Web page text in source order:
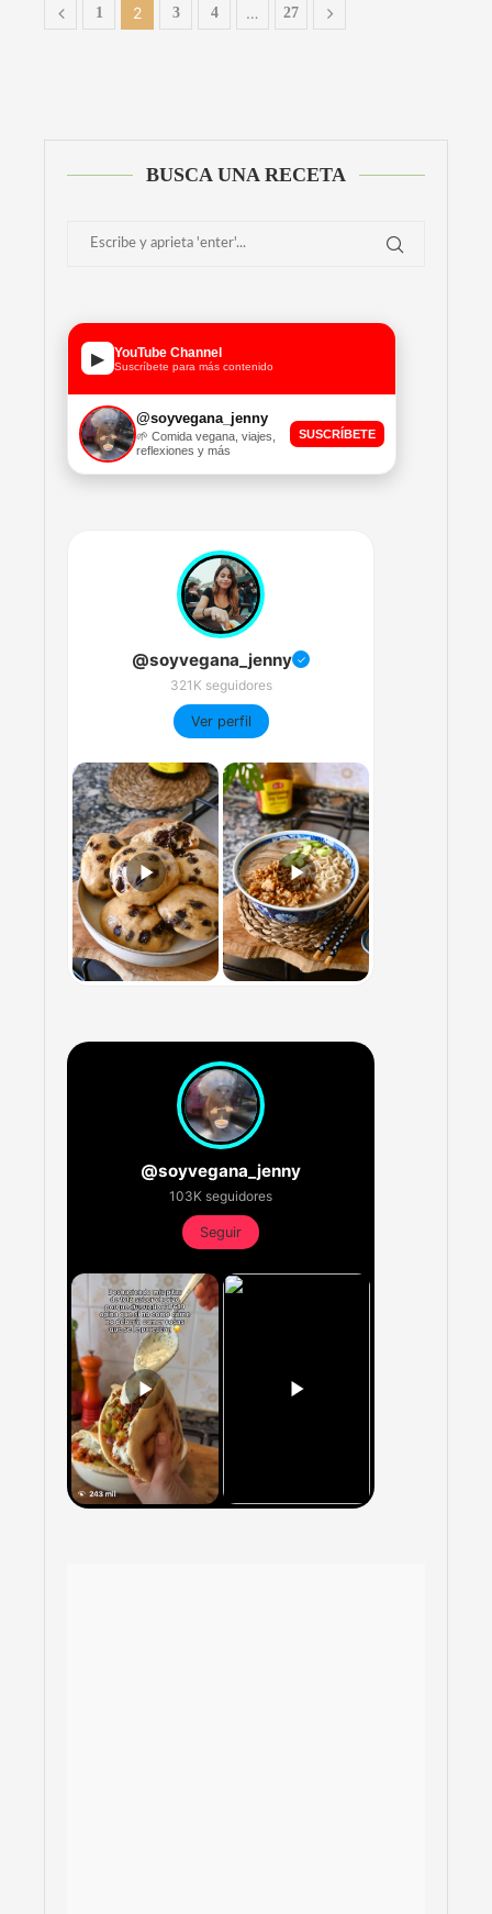
1 2 3 4 … 27
BUSCA UNA RECETA
▶ YouTube Channel
Suscríbete para más contenido
@soyvegana_jenny
🌱 Comida vegana, viajes,
reflexiones y más
SUSCRÍBETE
@soyvegana_jenny ✓
321K seguidores
Ver perfil
@soyvegana_jenny
103K seguidores
Seguir